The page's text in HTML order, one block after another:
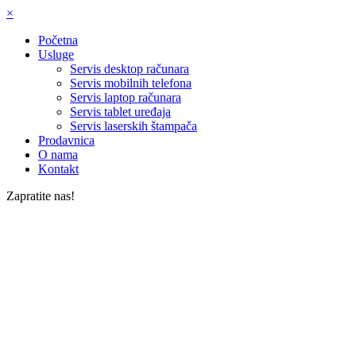
×
Početna
Usluge
Servis desktop računara
Servis mobilnih telefona
Servis laptop računara
Servis tablet uređaja
Servis laserskih štampača
Prodavnica
O nama
Kontakt
Zapratite nas!